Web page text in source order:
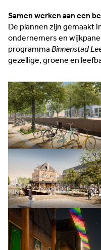
Samen werken aan een
De plannen zijn gemaakt
ondernemers en
programma Binnenstad
gezellige, groene en